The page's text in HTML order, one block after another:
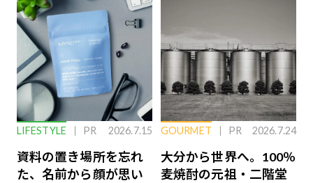
LIFESTYLE PR 2026.7.15
資料の置き場所を忘れ
た、名前から顔が思い
GOURMET PR 2026.7.24
大分から世界へ。100％
麦焼酎の元祖・二階堂